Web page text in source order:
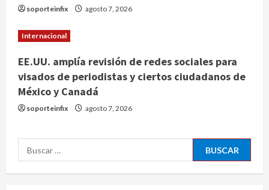
soporteinfix agosto 7, 2026
Internacional
EE.UU. amplía revisión de redes sociales para
visados de periodistas y ciertos ciudadanos de
México y Canadá
soporteinfix agosto 7, 2026
Buscar:
Estudio en Science vincula el
agosto 7, 2026
Internacional
EE.UU. amplía revisión de redes
sociales para visados de periodistas
Nacional
Fallece Carlos Garfias Merlos,